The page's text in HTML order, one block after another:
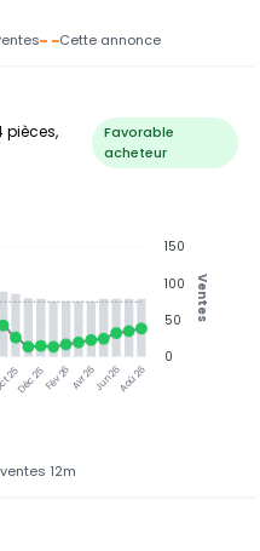
Cette annonce
pièces,
Favorable
acheteur
25Déc 25Fév 26Avr 26Jun 26Aoû 26
150
100
50
0
Ventes
12m